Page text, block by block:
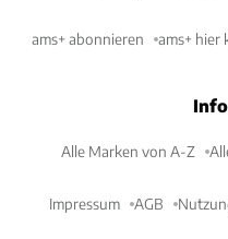
ams+ abonnieren ams+ hier
Alle Marken von A-Z
Impressum AGB